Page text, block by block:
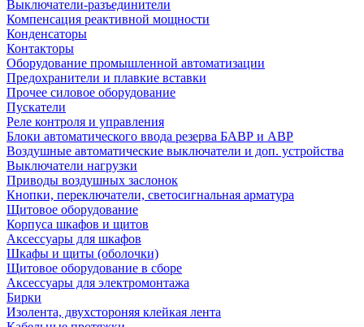
Выключатели-разъединители
Компенсация реактивной мощности
Конденсаторы
Контакторы
Оборудование промышленной автоматизации
Предохранители и плавкие вставки
Прочее силовое оборудование
Пускатели
Реле контроля и управления
Блоки автоматического ввода резерва БАВР и АВР
Воздушные автоматические выключатели и доп. устройства
Выключатели нагрузки
Приводы воздушных заслонок
Кнопки, переключатели, светосигнальная арматура
Щитовое оборудование
Корпуса шкафов и щитов
Аксессуары для шкафов
Шкафы и щиты (оболочки)
Щитовое оборудование в сборе
Аксессуары для электромонтажа
Бирки
Изолента, двухстороняя клейкая лента